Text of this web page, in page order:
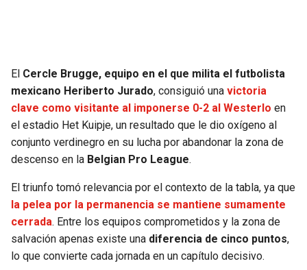
PACKERS
VIKINGS
FALCONS
SAINTS
BUCCANEERS
TIMBERWOLVES
THUNDER
TRAIL BLAZERS
El Cercle Brugge, equipo en el que milita el futbolista
mexicano Heriberto Jurado, consiguió una victoria
clave como visitante al imponerse 0-2 al Westerlo en
el estadio Het Kuipje, un resultado que le dio oxígeno al
conjunto verdinegro en su lucha por abandonar la zona de
descenso en la Belgian Pro League.
El triunfo tomó relevancia por el contexto de la tabla, ya que
la pelea por la permanencia se mantiene sumamente
cerrada. Entre los equipos comprometidos y la zona de
salvación apenas existe una diferencia de cinco puntos,
lo que convierte cada jornada en un capítulo decisivo.